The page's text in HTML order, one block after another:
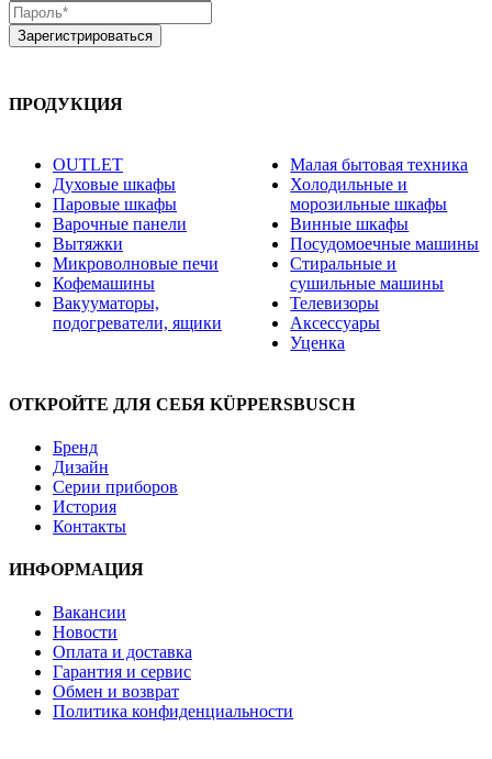
ПРОДУКЦИЯ
OUTLET
Духовые шкафы
Паровые шкафы
Варочные панели
Вытяжки
Микроволновые печи
Кофемашины
Вакууматоры,
подогреватели, ящики
Малая бытовая техника
Холодильные и
морозильные шкафы
Винные шкафы
Посудомоечные машины
Стиральные и
сушильные машины
Телевизоры
Аксессуары
Уценка
ОТКРОЙТЕ ДЛЯ СЕБЯ KÜPPERSBUSCH
Бренд
Дизайн
Серии приборов
История
Контакты
ИНФОРМАЦИЯ
Вакансии
Новости
Оплата и доставка
Гарантия и сервис
Обмен и возврат
Политика конфиденциальности